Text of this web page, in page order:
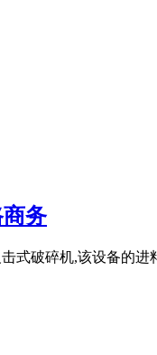
务
式破碎机,该设备的